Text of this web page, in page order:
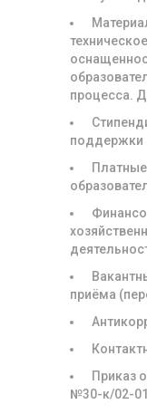
процесса.
поддержки
Платные
приёма
Приказ
№30-к/02-